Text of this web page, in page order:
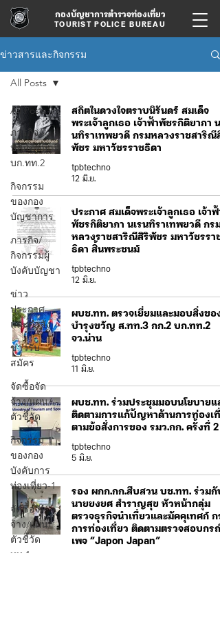
กองบัญชาการตำรวจท่องเที่ยว
TOURIST POLICE BUREAU
ข่าวสารและกิจกรรม
All Posts
ภารกิจ/
ปฏิบัติหน้าที่
บก.ทท.2
กิจกรรม
ของกอง
บัญชาการ
ภารกิจ/
กิจกรรมผู้
บังคับบัญชา
ข่าว
ประกาศ
และคำสั่ง
ข่าวรับ
สมัคร
จัดซื้อจัด
จ้าง/แผน/
ตัวชี้วัด
กิจกรรม
ของกอง
บังคับการ
ท่องเที่ยว-1
จัดซื้อจัด
จ้าง/แผน/
ตัวชี้วัด
ทท.1
All Posts
สถิตในดวงใจตราบนิรันดร์ สมเด็จ
พระเจ้าลูกเธอ เจ้าฟ้าพัชรกิติยาภา น
นทิราเทพยวดี กรมหลวงราชสาริณีสิ
พัชร มหาวัชรราชธิดา
tpbtechno
12 มิ.ย.
ประกาศ สมเด็จพระเจ้าลูกเธอ เจ้าฟ้า
พัชรกิติยาภา นเรนทิราเทพยวดี กรม
หลวงราชสาริณีสิริพัชร มหาวัชรราช
ธิดา สิ้นพระชนม์
tpbtechno
12 มิ.ย.
ผบช.ทท. ตรวจเยี่ยมและมอบสิ่งของ
บำรุงขวัญ ส.ทท.3 กก.2 บก.ทท.2
จว.น่าน
tpbtechno
11 มิ.ย.
ผบช.ทท. ร่วมประชุมมอบนโยบายแล
ติดตามการแก้ปัญหาด้านการท่องเที่
ตามข้อสั่งการของ รมว.กก. ครั้งที่ 2
tpbtechno
5 มิ.ย.
รอง ผกก.กก.สืบสวน บช.ทท. ร่วมกับ
นายยงยศ สำราญสุข หัวหน้ากลุ่ม
ตรวจธุรกิจนำเที่ยวและมัคคุเทศก์ ก
การท่องเที่ยว ติดตามตรวจสอบกรณี
เพจ “Japon Japan”